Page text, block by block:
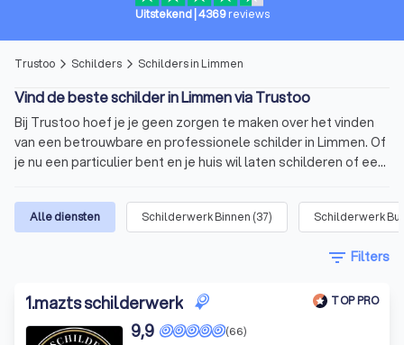
Uitstekend| 4369 reviews
Trustoo arrow_forward_ios Schilders arrow_forward_ios Schilders in Limmen
Vind de beste schilder in Limmen via Trustoo
Bij Trustoo hoef je je geen zorgen te maken over het vinden
van een betrouwbare en professionele schilder in Limmen. Of
je nu een particulier bent en je huis wil laten schilderen of een
Trustoo biedt een selectie van ervaren schilders in Limmen
die vakkundig werk leveren en betrouwbaar zijn. Of het nu gaat
onze schilders beschikken over de nodige expertise en
Schilder in Limmen inschakelen voor jouw
project
Alle diensten Schilderwerk Binnen (37) Schilderwerk
filter_list Filters
1.mazts schilderwerk TOP PRO
(66)
9,9